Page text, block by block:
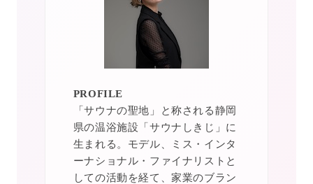
PROFILE
「サウナの聖地」と称される静岡
県の温浴施設「サウナしきじ」に
生まれる。モデル、ミス・インタ
ーナショナル・ファイナリストと
しての活動を経て、家業のブラン